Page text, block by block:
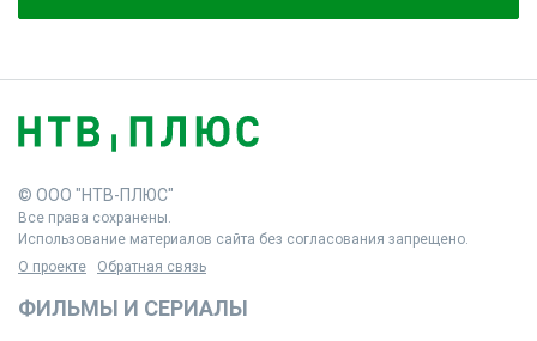
© ООО "НТВ-ПЛЮС"
Все права сохранены.
Использование материалов сайта без согласования запрещено.
О проекте
Обратная связь
ФИЛЬМЫ И СЕРИАЛЫ